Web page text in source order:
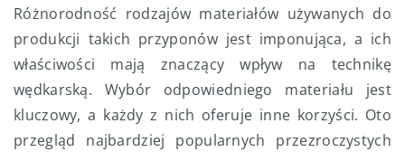
Różnorodność rodzajów materiałów używanych do
produkcji takich przyponów jest imponująca, a ich
właściwości mają znaczący wpływ na technikę
wędkarską. Wybór odpowiedniego materiału jest
kluczowy, a każdy z nich oferuje inne korzyści. Oto
przegląd najbardziej popularnych przezroczystych